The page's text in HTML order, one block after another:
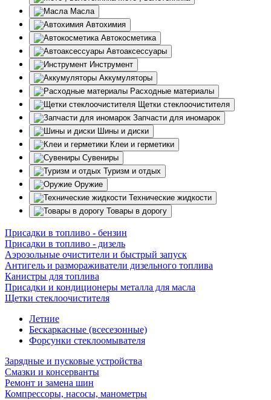
Масла
Автохимия
Автокосметика
Автоаксессуары
Инструмент
Аккумуляторы
Расходные материалы
Щетки стеклоочистителя
Запчасти для иномарок
Шины и диски
Клеи и герметики
Сувениры
Туризм и отдых
Оружие
Технические жидкости
Товары в дорогу
Присадки в топливо - бензин
Присадки в топливо - дизель
Аэрозольные очистители и быстрый запуск
Антигель и размораживатели дизельного топлива
Канистры для топлива
Присадки и кондиционеры металла для масла
Щетки стеклоочистителя
Летние
Бескаркасные (всесезонные)
Форсунки стеклоомывателя
Зарядные и пусковые устройства
Смазки и консерванты
Ремонт и замена шин
Компрессоры, насосы, манометры